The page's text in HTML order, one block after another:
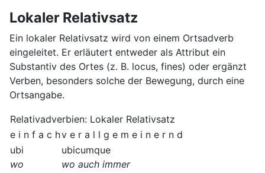
Lokaler Relativsatz
Ein lokaler Relativsatz wird von einem Ortsadverb
eingeleitet. Er erläutert entweder als Attribut ein
Substantiv des Ortes (z. B. locus, fines) oder ergänzt
Verben, besonders solche der Bewegung, durch eine
Ortsangabe.
Relativadverbien: Lokaler Relativsatz
e i n f a c hv e r a l l g e m e i n e r n d
ubi
wo
ubicumque
wo auch immer